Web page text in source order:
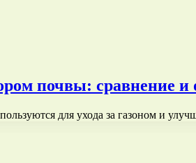
почвы: сравнение и
для ухода за газоном и